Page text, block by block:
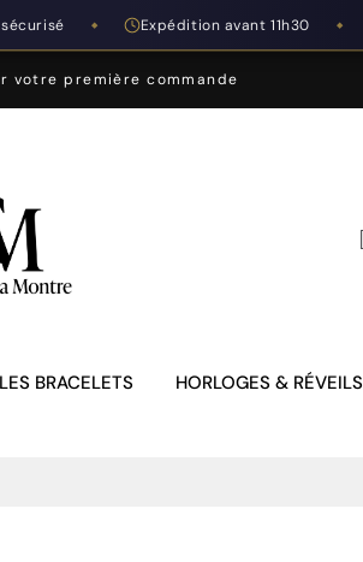
◆ Expédition avant 11h30 ◆
votre première commande
LES BRACELETS HORLOGES & RÉVEILS